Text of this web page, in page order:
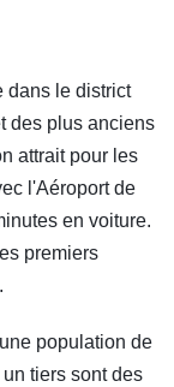
dans le district
des plus anciens
attrait pour les
l'Aéroport de
en voiture.
premiers
population de
tiers sont des